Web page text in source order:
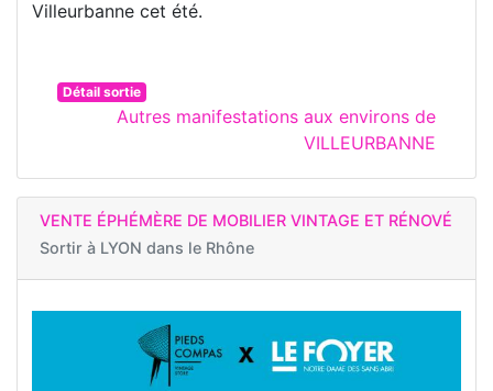
Villeurbanne cet été.
Détail sortie
Autres manifestations aux environs de
VILLEURBANNE
VENTE ÉPHÉMÈRE DE MOBILIER VINTAGE ET RÉNOVÉ
Sortir à LYON dans le Rhône